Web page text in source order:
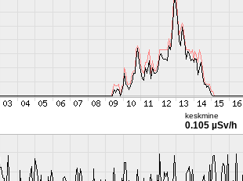
keskmine
0.105 µSv/h